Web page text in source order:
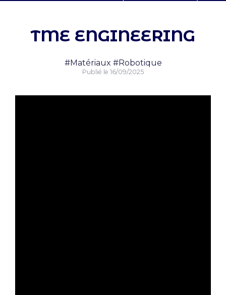
TME ENGINEERING
#Matériaux #Robotique
Publié le 16/09/2025